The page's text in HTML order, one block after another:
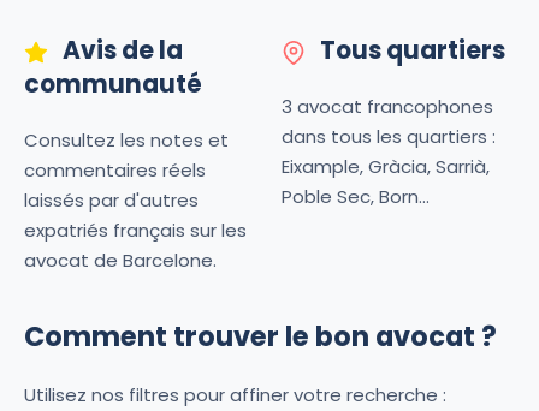
Avis de la
communauté
Consultez les notes et
commentaires réels
laissés par d'autres
expatriés français sur les
avocat de Barcelone.
Tous quartiers
3 avocat francophones
dans tous les quartiers :
Eixample, Gràcia, Sarrià,
Poble Sec, Born...
Comment trouver le bon avocat ?
Utilisez nos filtres pour affiner votre recherche :